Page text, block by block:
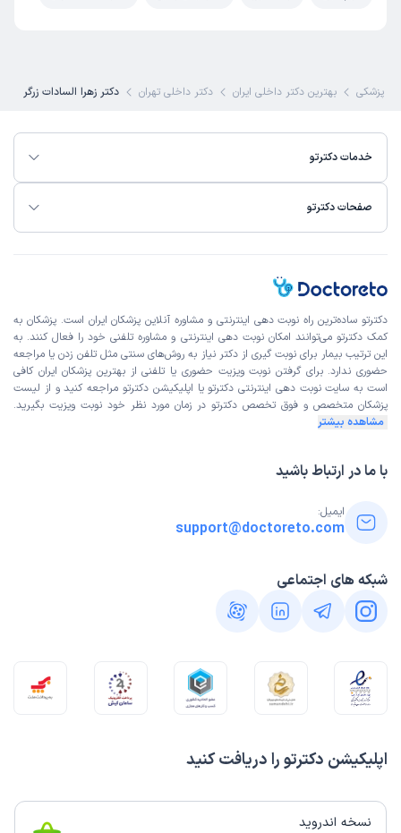
پزشکی بهترین دکتر داخلی ایران دکتر داخلی تهران دکتر زهرا السادات زرگر
خدمات دکترتو
صفحات دکترتو
اپلیکیشن دکترتو را دریافت کنید
نسخه اندروید
دکترتو ساده‌ترین راه نوبت‌ دهی اینترنتی و مشاوره آنلاین پزشکان ایران است. پزشکان به
کمک دکترتو می‌توانند امکان نوبت دهی اینترنتی و مشاوره تلفنی خود را فعال کنند. به
این ترتیب بیمار برای نوبت گیری از دکتر نیاز به روش‌های سنتی مثل تلفن زدن یا مراجعه
حضوری ندارد. برای گرفتن نوبت ویزیت حضوری یا تلفنی از بهترین پزشکان ایران کافی
است به سایت نوبت دهی اینترنتی دکترتو یا اپلیکیشن دکترتو مراجعه کنید و از لیست
پزشکان متخصص و فوق تخصص دکترتو در زمان مورد نظر خود نوبت ویزیت بگیرید.
مشاهده بیشتر
با ما در ارتباط باشید
ایمیل:
support@doctoreto.com
شبکه های اجتماعی